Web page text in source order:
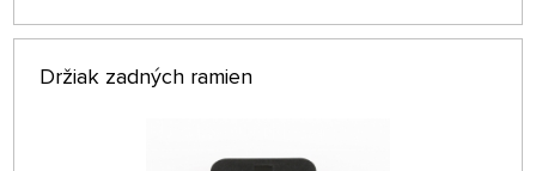
Držiak zadných ramien